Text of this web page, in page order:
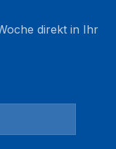
direkt in Ihr